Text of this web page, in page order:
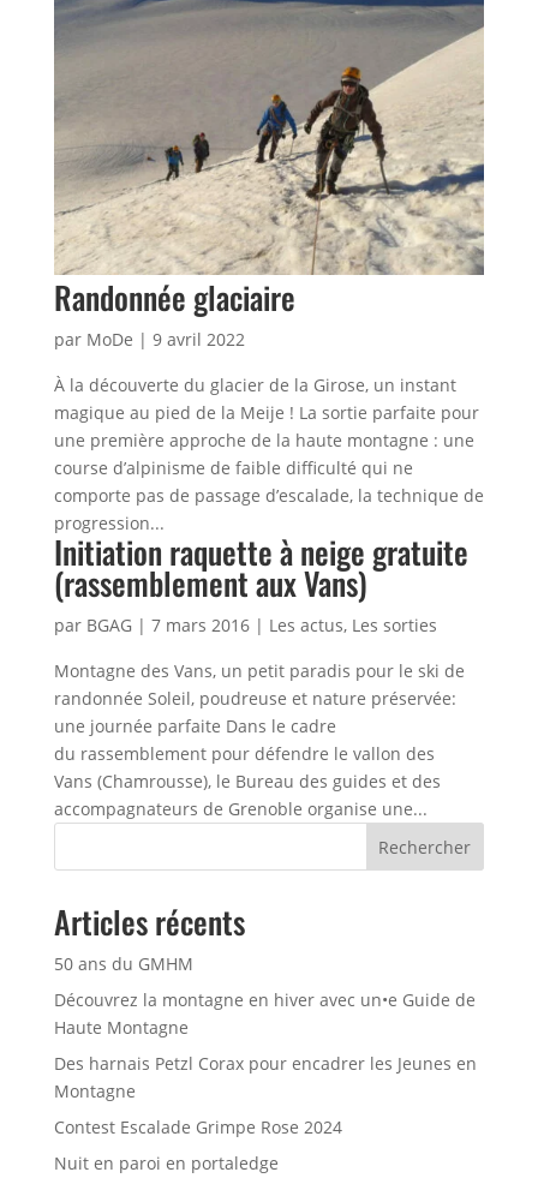
Randonnée glaciaire
par MoDe | 9 avril 2022
À la découverte du glacier de la Girose, un instant
magique au pied de la Meije ! La sortie parfaite pour
une première approche de la haute montagne : une
course d’alpinisme de faible difficulté qui ne
comporte pas de passage d’escalade, la technique de
progression...
Initiation raquette à neige gratuite
(rassemblement aux Vans)
par BGAG| 7 mars 2016| Les actus, Les sorties
Montagne des Vans, un petit paradis pour le ski de
randonnée Soleil, poudreuse et nature préservée:
une journée parfaite Dans le cadre
du rassemblement pour défendre le vallon des
Vans (Chamrousse), le Bureau des guides et des
accompagnateurs de Grenoble organise une...
Rechercher
Articles récents
50 ans du GMHM
Découvrez la montagne en hiver avec un•e Guide de
Haute Montagne
Des harnais Petzl Corax pour encadrer les Jeunes en
Montagne
Contest Escalade Grimpe Rose 2024
Nuit en paroi en portaledge